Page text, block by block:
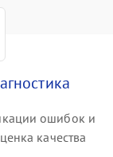
ошибок и
качества